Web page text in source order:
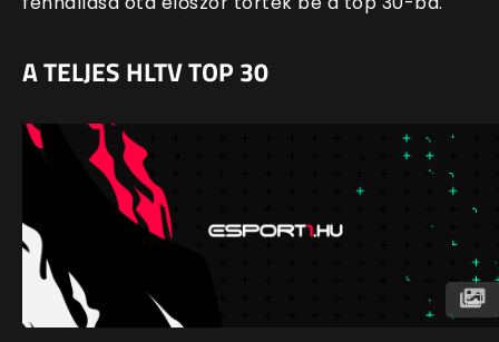
A TELJES HLTV TOP 30